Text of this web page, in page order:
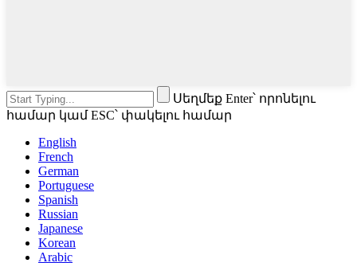
Սեղմեք Enter՝ որոնելու
համար կամ ESC՝ փակելու համար
English
French
German
Portuguese
Spanish
Russian
Japanese
Korean
Arabic